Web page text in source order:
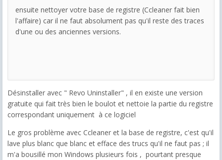
ensuite nettoyer votre base de registre (Ccleaner fait bien
l'affaire) car il ne faut absolument pas qu'il reste des traces
d'une ou des anciennes versions.
Désinstaller avec " Revo Uninstaller" , il en existe une version
gratuite qui fait très bien le boulot et nettoie la partie du registre
correspondant uniquement à ce logiciel
Le gros problème avec Ccleaner et la base de registre, c'est qu'il
lave plus blanc que blanc et efface des trucs qu'il ne faut pas ; il
m'a bousillé mon Windows plusieurs fois , pourtant presque